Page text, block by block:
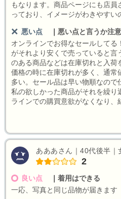
もなります。商品ページにも店
っており、イメージがわきやすい
悪い点
悪い点と言うか注
オンラインでお得なセールして
がそれより安くで売っていると
のある商品などは在庫切れと入荷
価格の時に在庫切れが多く、通常
多い。セール品は早い物順なので
私の欲しかった商品がそれを繰
ラインでの購買意欲がなくなり、
あああさん｜40代後半｜
2
良い点
着用はできる
一応、写真と同じ品物が届きます